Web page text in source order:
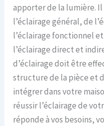
apporter de la lumière.
l’éclairage général, de
l’éclairage fonctionnel
l’éclairage direct et
d’éclairage doit être
structure de la pièce et
intégrer dans votre
réussir l’éclairage de
réponde à vos besoins,